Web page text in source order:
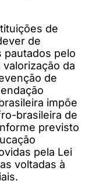
de
de
pautados pelo
da
de
impõe
brasileira de
previsto
pela Lei
voltadas à